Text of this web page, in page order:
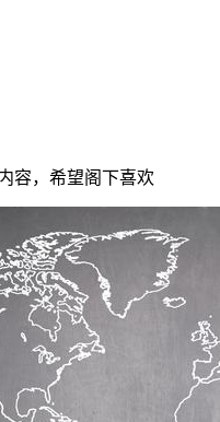
容，希望阁下喜欢